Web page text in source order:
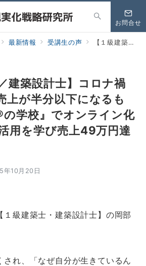
お問合せ
最新情報 受講生の声 【１級建築士／建築設計士】コロナ禍で新築激減…売上が半分以下になるも『Zoom集客®の学校』でオンライン化と潜在意識の活用を学び売上49万円達成！
建築設計士】コロナ禍
上が半分以下になるも
の学校』でオンライン化
用を学び売上49万円達
年10月20日
１級建築士・建築設計士】の岡部
され、「なぜ自分が生きているん